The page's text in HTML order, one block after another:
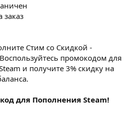
заказ
Стим со Скидкой -
промокодом для
и получите 3% скидку на
для Пополнения Steam!